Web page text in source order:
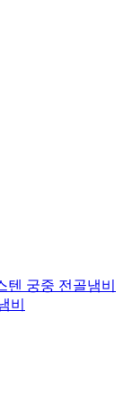
텐 궁중 전골냄비
비